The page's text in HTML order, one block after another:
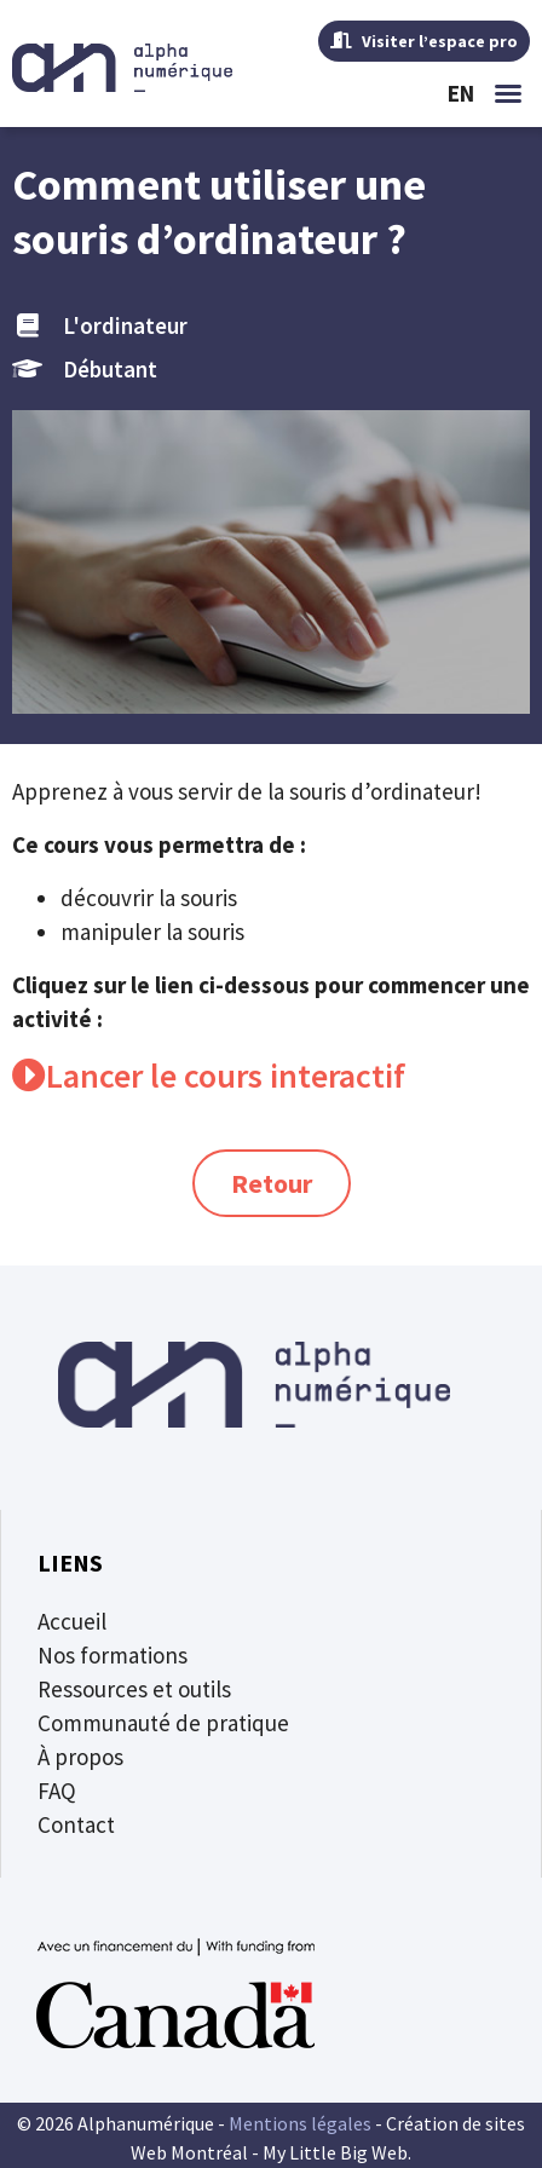
Visiter l’espace pro
EN
Comment utiliser une
souris d’ordinateur ?
L'ordinateur
Débutant
Apprenez à vous servir de la souris d’ordinateur!
Ce cours vous permettra de :
découvrir la souris
manipuler la souris
Cliquez sur le lien ci-dessous pour commencer une
activité :
Lancer le cours interactif
Retour
LIENS
Accueil
Nos formations
Ressources et outils
Communauté de pratique
À propos
FAQ
Contact
© 2026 Alphanumérique - Mentions légales - Création de sites
Web Montréal - My Little Big Web.